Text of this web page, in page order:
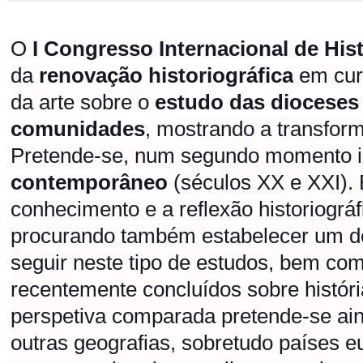
O I Congresso Internacional de
da renovação historiográfica em
da arte sobre o estudo das
comunidades, mostrando a
Pretende-se, num segundo
contemporâneo (séculos XX e XXI).
conhecimento e a reflexão
procurando também estabelecer um
seguir neste tipo de estudos, bem
recentemente concluídos sobre
perspetiva comparada pretende-se
outras geografias, sobretudo países